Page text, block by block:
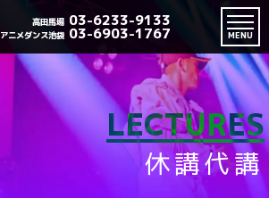
高田馬場 03-6233-9133
アニメダンス池袋 03-6903-1767 MENU
LECTURES
休講代講